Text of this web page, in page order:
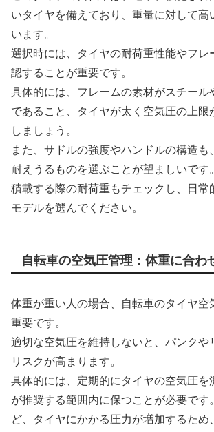
いタイヤを備えており、重量に対して高
います。
選択時には、タイヤの耐荷重性能やフレ
認することが重要です。
具体的には、フレームの素材がスチール
であること、タイヤが太く空気圧の上限
しましょう。
また、サドルの強度やハンドルの構造も
耐えうるものを選ぶことが望ましいです
積載する際の耐荷重もチェックし、日常
モデルを選んでください。
自転車の空気圧管理：体重に合わ
体重が重い人の場合、自転車のタイヤ空
重要です。
適切な空気圧を維持しないと、パンクや
リスクが高まります。
具体的には、定期的にタイヤの空気圧を
が推奨する範囲内に保つことが必要です
ど、タイヤにかかる圧力が増加するため